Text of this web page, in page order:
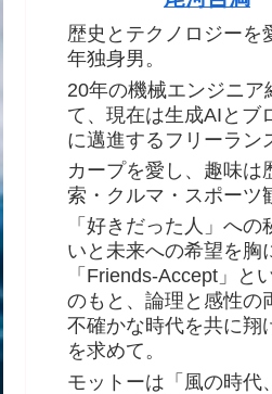
歴史とテクノロジーを
年独身男。
20年の機械エンジニア
て、現在は生成AIとブ
に邁進するフリーラン
カープを愛し、趣味は
索・クルマ・スポーツ
「好きだった人」への
いと未来への希望を胸
「Friends-Accept」と
のもと、論理と感性の
不確かな時代を共に翔
を求めて。
モットーは「風の時代